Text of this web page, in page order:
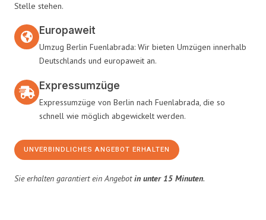
Stelle stehen.
Europaweit
Umzug Berlin Fuenlabrada: Wir bieten Umzügen innerhalb
Deutschlands und europaweit an.
Expressumzüge
Expressumzüge von Berlin nach Fuenlabrada, die so
schnell wie möglich abgewickelt werden.
UNVERBINDLICHES ANGEBOT ERHALTEN
Sie erhalten garantiert ein Angebotin unter 15 Minuten.